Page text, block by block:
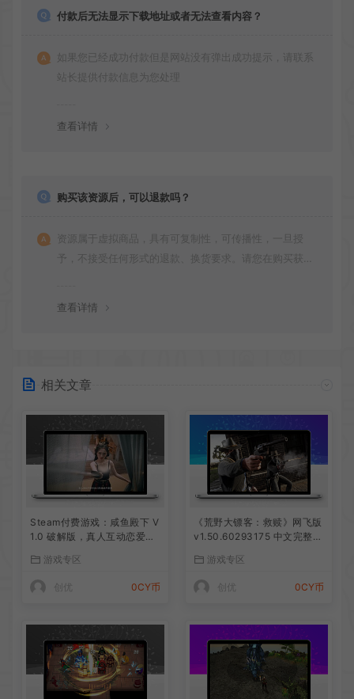
付款后无法显示下载地址或者无法查看内容？
如果您已经成功付款但是网站没有弹出成功提示，请联系
站长提供付款信息为您处理
查看详情
购买该资源后，可以退款吗？
资源属于虚拟商品，具有可复制性，可传播性，一旦授
予，不接受任何形式的退款、换货要求。请您在购买获取
查看详情
相关文章
Steam付费游戏：咸鱼殿下 V
1.0 破解版，真人互动恋爱游
游戏专区
0CY币
《荒野大镖客：救赎》网飞版
v1.50.60293175 中文完整免
游戏专区
0CY币